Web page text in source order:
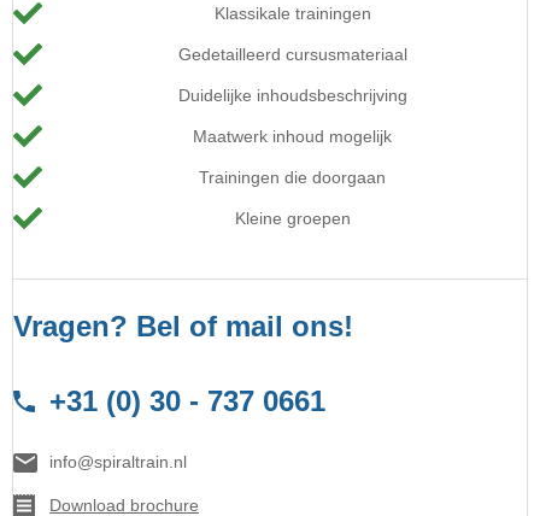
Klassikale trainingen
Gedetailleerd cursusmateriaal
Duidelijke inhoudsbeschrijving
Maatwerk inhoud mogelijk
Trainingen die doorgaan
Kleine groepen
Vragen? Bel of mail ons!
+31 (0) 30 - 737 0661
info@spiraltrain.nl
Download brochure